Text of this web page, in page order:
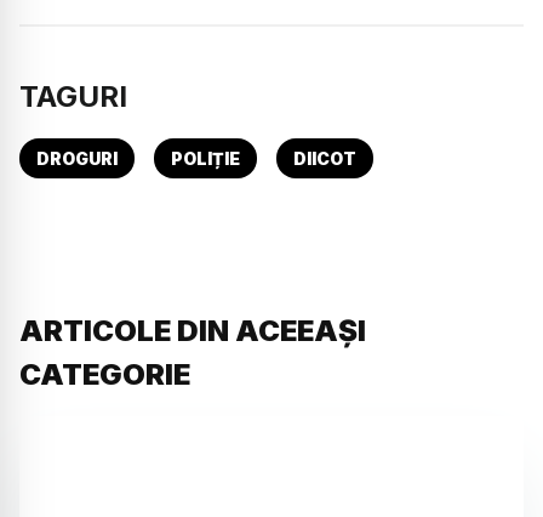
TAGURI
DROGURI POLIȚIE DIICOT
ARTICOLE DIN ACEEAȘI
CATEGORIE